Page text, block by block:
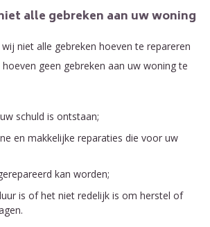
alle gebreken aan uw woning
niet alle gebreken hoeven te repareren
geen gebreken aan uw woning te
schuld is ontstaan;
en makkelijke reparaties die voor uw
kan worden;
is of het niet redelijk is om herstel of